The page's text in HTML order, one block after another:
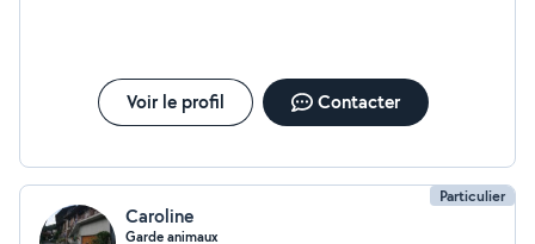
Voir le profil Contacter
Particulier
Caroline
Garde animaux